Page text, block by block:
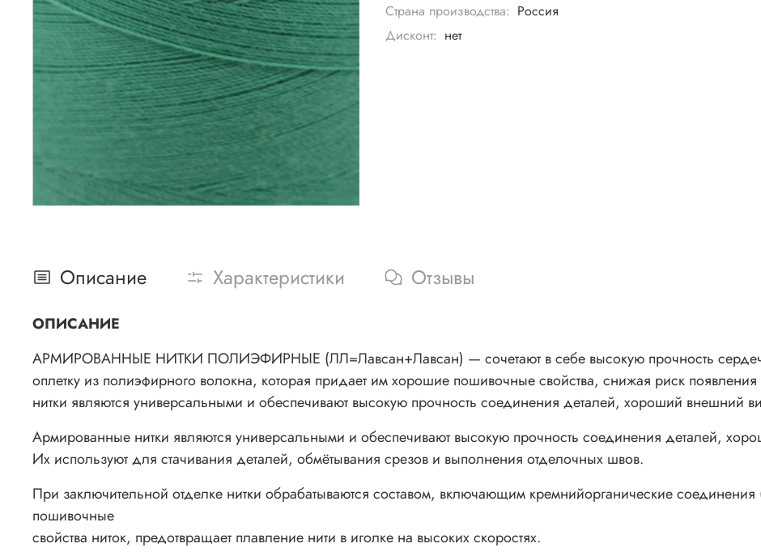
Страна производства: Россия
Дисконт: нет
Описание Характеристики Отзывы
ОПИСАНИЕ
АРМИРОВАННЫЕ НИТКИ ПОЛИЭФИРНЫЕ (ЛЛ=Лавсан+Лавсан) — сочетают в себе высокую прочность
оплетку из полиэфирного волокна, которая придает им хорошие пошивочные свойства, снижая риск
нитки являются универсальными и обеспечивают высокую прочность соединения деталей, хороший внешний
Армированные нитки являются универсальными и обеспечивают высокую прочность соединения деталей,
Их используют для стачивания деталей, обмётывания срезов и выполнения отделочных швов.
При заключительной отделке нитки обрабатываются составом, включающим кремнийорганические
пошивочные
свойства ниток, предотвращает плавление нити в иголке на высоких скоростях.